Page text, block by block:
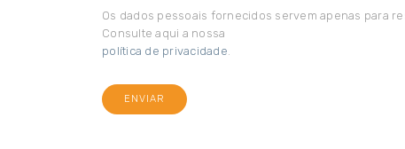
Os dados pessoais fornecidos servem apenas para
Consulte aqui a nossa
política de privacidade.